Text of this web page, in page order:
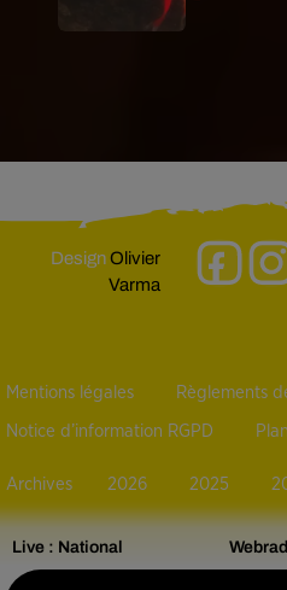
Live : National
DesignOlivier
Varma
Mentions légales Règlements
Notice d’information RGPD
Archives 2026 2025